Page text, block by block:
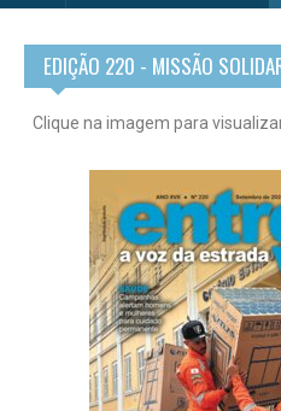
EDIÇÃO 220 - MISSÃO
Clique na imagem para